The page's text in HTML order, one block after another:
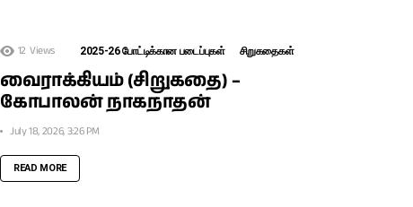
12 Views 2025-26 போட்டிக்கான படைப்புகள் சிறுகதைகள்
வைராக்கியம் (சிறுகதை) –
கோபாலன் நாகநாதன்
July 18, 2026, 3:26 PM
READ MORE